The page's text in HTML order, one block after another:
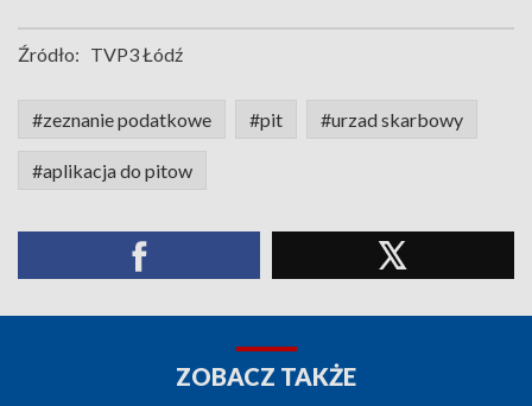
Źródło: TVP3 Łódź
#zeznanie podatkowe #pit #urzad skarbowy
#aplikacja do pitow
ZOBACZ TAKŻE